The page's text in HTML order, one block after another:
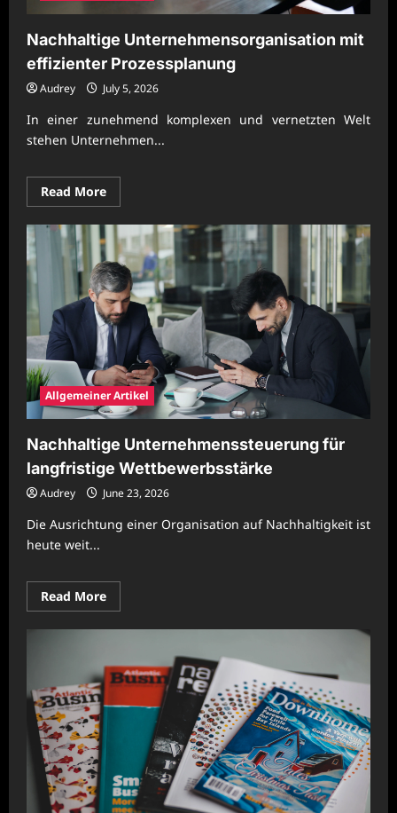
Nachhaltige Unternehmensorganisation mit
effizienter Prozessplanung
Audrey July 5, 2026
In einer zunehmend komplexen und vernetzten Welt
stehen Unternehmen...
Read MoreRead
more
Nachhaltige
Unternehmensorganisation
mit
effizienter
Prozessplanung
Allgemeiner Artikel
Nachhaltige Unternehmenssteuerung für
langfristige Wettbewerbsstärke
Audrey June 23, 2026
Die Ausrichtung einer Organisation auf Nachhaltigkeit ist
heute weit...
Read MoreRead
more
Nachhaltige
langfristige
Wettbewerbsstärke